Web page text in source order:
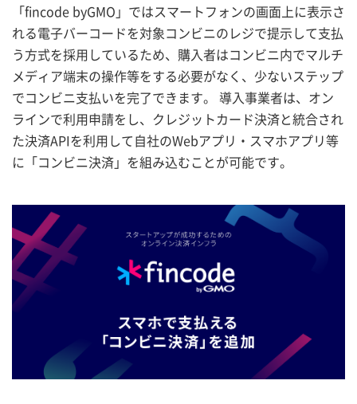
「fincode byGMO」ではスマートフォンの画面上に表示さ
れる電子バーコードを対象コンビニのレジで提示して支払
う方式を採用しているため、購入者はコンビニ内でマルチ
メディア端末の操作等をする必要がなく、少ないステップ
でコンビニ支払いを完了できます。 導入事業者は、オン
ラインで利用申請をし、クレジットカード決済と統合され
た決済APIを利用して自社のWebアプリ・スマホアプリ等
に「コンビニ決済」を組み込むことが可能です。